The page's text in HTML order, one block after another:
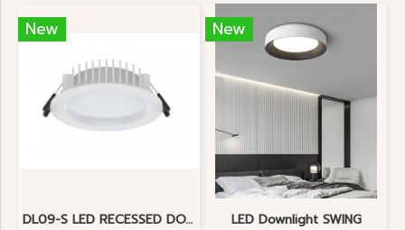
New
DL09-S LED RECESSED DOWNLIGHT 60W 100lm/w IP54
New
LED Downlight SWING